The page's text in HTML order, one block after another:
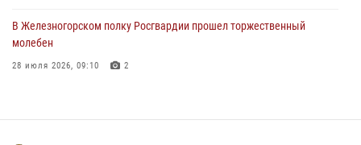
В Железногорском полку Росгвардии прошел торжественный
молебен
28 июля 2026, 09:10 2
10 июля 2026, 06:18 4